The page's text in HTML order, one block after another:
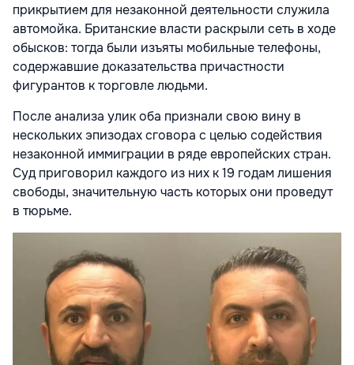
прикрытием для незаконной деятельности служила
автомойка. Британские власти раскрыли сеть в ходе
обысков: тогда были изъяты мобильные телефоны,
содержавшие доказательства причастности
фигурантов к торговле людьми.
После анализа улик оба признали свою вину в
нескольких эпизодах сговора с целью содействия
незаконной иммиграции в ряде европейских стран.
Суд приговорил каждого из них к 19 годам лишения
свободы, значительную часть которых они проведут
в тюрьме.